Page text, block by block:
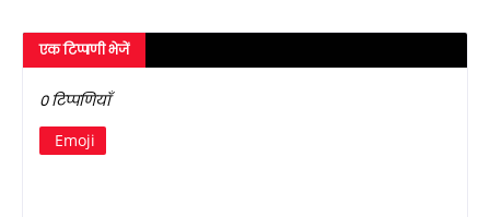
एक टिप्पणी भेजें
0 टिप्पणियाँ
Emoji